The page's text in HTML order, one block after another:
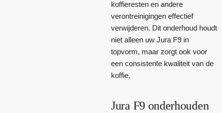
koffieresten en andere
verontreinigingen effectief
verwijderen. Dit onderhoud houdt
niet alleen uw Jura F9 in
topvorm, maar zorgt ook voor
een consistente kwaliteit van de
koffie.
Jura F9 onderhouden